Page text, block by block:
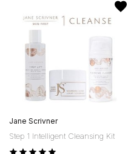
Jane Scrivner
Step 1 Intelligent Cleansing Kit